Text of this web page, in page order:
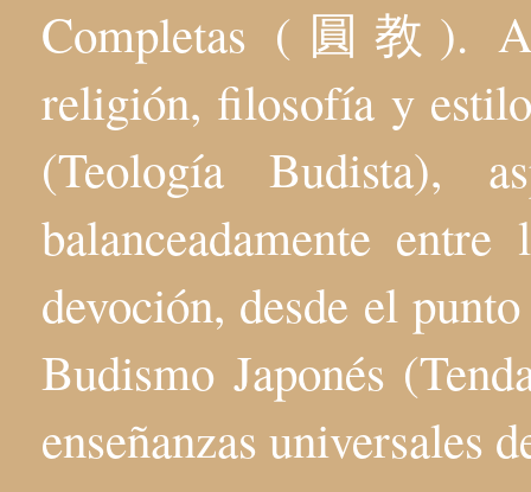
Completas (圓教).
religión, filosofía y
(Teología Budista),
balanceadamente
devoción, desde el
Budismo Japonés
enseñanzas universales